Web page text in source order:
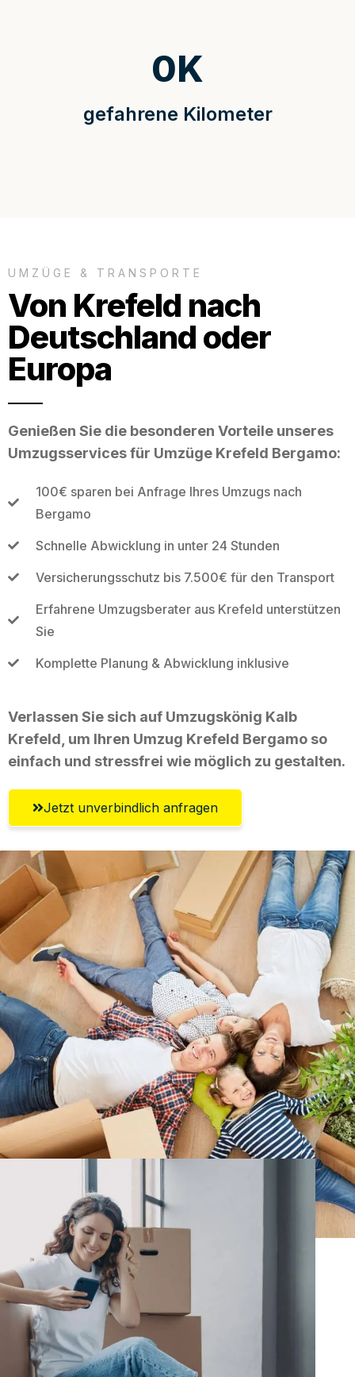
gefahrene Kilometer
0K
UMZÜGE & TRANSPORTE
Von Krefeld nach
Deutschland oder
Europa
Genießen Sie die besonderen Vorteile unseres
Umzugsservices für Umzüge Krefeld Bergamo:
100€ sparen bei Anfrage Ihres Umzugs nach
Bergamo
Schnelle Abwicklung in unter 24 Stunden
Versicherungsschutz bis 7.500€ für den Transport
Erfahrene Umzugsberater aus Krefeld unterstützen
Sie
Komplette Planung & Abwicklung inklusive
Verlassen Sie sich auf Umzugskönig Kalb
Krefeld, um Ihren Umzug Krefeld Bergamo so
einfach und stressfrei wie möglich zu gestalten.
Jetzt unverbindlich anfragen